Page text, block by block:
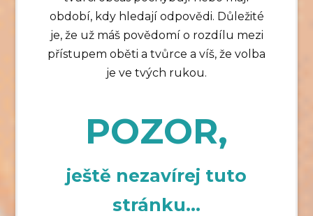
období, kdy hledají odpovědi. Důležité
je, že už máš povědomí o rozdílu mezi
přístupem oběti a tvůrce a víš, že volba
je ve tvých rukou.
POZOR,
ještě nezavírej tuto
stránku...